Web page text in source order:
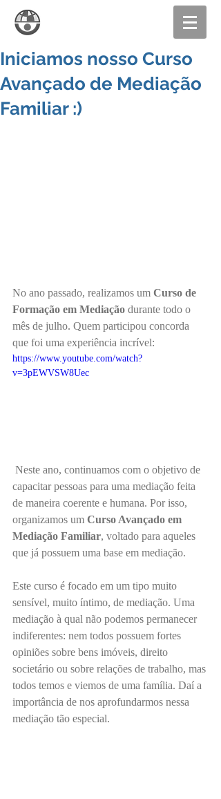
Iniciamos nosso Curso
Avançado de Mediação
Familiar :)
No ano passado, realizamos um Curso de
Formação em Mediação durante todo o
mês de julho. Quem participou concorda
que foi uma experiência incrível:
https://www.youtube.com/watch?
v=3pEWVSW8Uec
capacitar pessoas para uma mediação feita
de maneira coerente e humana. Por isso,
organizamos um Curso Avançado em
Mediação Familiar, voltado para aqueles
que já possuem uma base em mediação.
Este curso é focado em um tipo muito
sensível, muito íntimo, de mediação. Uma
mediação à qual não podemos permanecer
indiferentes: nem todos possuem fortes
opiniões sobre bens imóveis, direito
societário ou sobre relações de trabalho, mas
todos temos e viemos de uma família. Daí a
importância de nos aprofundarmos nessa
mediação tão especial.